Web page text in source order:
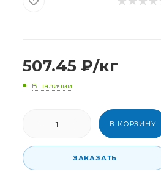
507.45 ₽/кг
В наличии
В КОРЗИНУ
ЗАКАЗАТЬ